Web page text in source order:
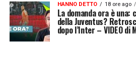
HANNO DETTO 18 ore ago
La domanda ora è
della Juventus?
dopo l’Inter – VIDEO di